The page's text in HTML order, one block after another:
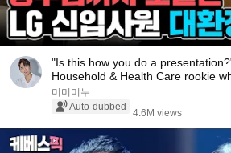
"Is this how you do a
Household & Health Care rookie
sess...
미미미누
Auto-dubbed
4.6M views